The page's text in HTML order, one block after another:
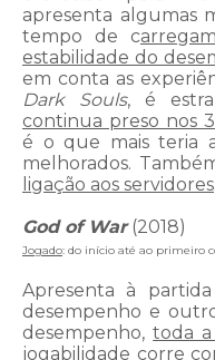
apresenta algumas
tempo de c
estabilidade do
em conta as
Dark Souls, é
continua preso nos
é o que mais teria
melhorados.
ligação aos servidores
God of War(2018)
Jogado: do início até ao primeiro
Apresenta à
desempenho e
desempenho,toda
jogabilidade corre